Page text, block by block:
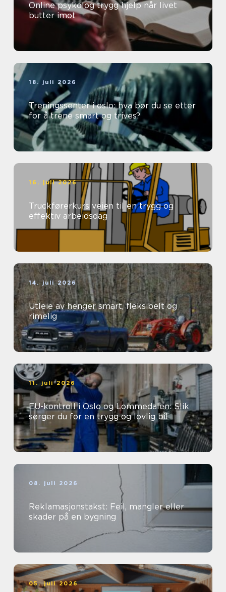
Online psykolog trygg hjelp når livet
butter imot
18. juli 2026
Treningssenter i oslo: hva bør du se etter
for å trene smart og trives?
16. juli 2026
Truckførerkurs veien til en trygg og
effektiv arbeidsdag
14. juli 2026
Utleie av henger smart, fleksibelt og
rimelig
11. juli 2026
EU-kontroll i Oslo og Lommedalen: Slik
sørger du for en trygg og lovlig bil
08. juli 2026
Reklamasjonstakst: Feil, mangler eller
skader på en bygning
05. juli 2026